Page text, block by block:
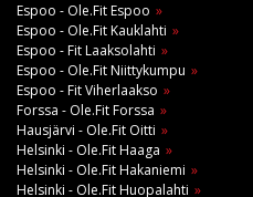
Espoo - Ole.Fit Espoo
Espoo - Ole.Fit Kauklahti
Espoo - Fit Laaksolahti
Espoo - Ole.Fit Niittykumpu
Espoo - Fit Viherlaakso
Forssa - Ole.Fit Forssa
Hausjärvi - Ole.Fit Oitti
Helsinki - Ole.Fit Haaga
Helsinki - Ole.Fit Hakaniemi
Helsinki - Ole.Fit Huopalahti